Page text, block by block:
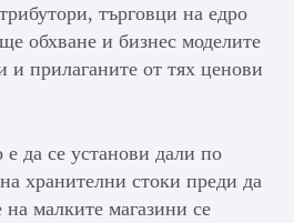
търговци на едро
обхване и бизнес моделите
и прилаганите от тях ценови
да се установи дали по
хранителни стоки преди да
малките магазини се